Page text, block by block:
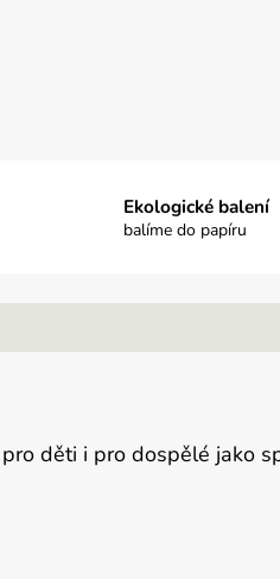
Ekologické balení
balíme do papíru
děti i pro dospělé jako